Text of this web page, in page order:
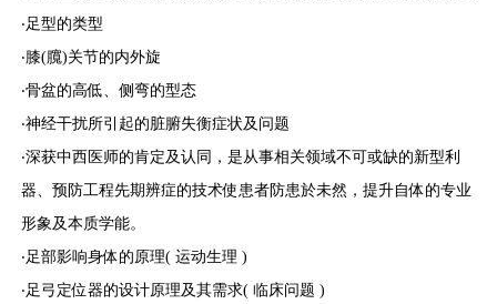
‧ 足型的类型
‧ 膝(臗)关节的内外旋
‧骨盆的高低、侧弯的型态
‧神经干扰所引起的脏腑失衡症状及问题
‧深获中西医师的肯定及认同，是从事相关领域不可或缺的新型利
器、预防工程先期辨症的技术使患者防患於未然，提升自体的专业
形象及本质学能。
‧ 足部影响身体的原理( 运动生理 )
‧ 足弓定位器的设计原理及其需求( 临床问题 )